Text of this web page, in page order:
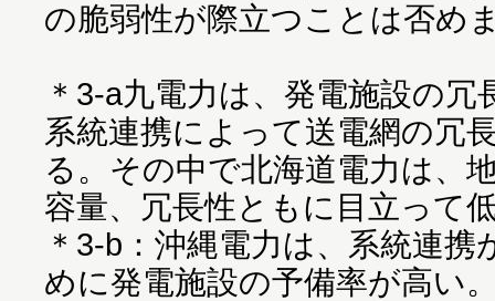
の脆弱性が際立つことは否め
＊3-a九電力は、発電施設の
系統連携によって送電網の冗
る。その中で北海道電力は、
容量、冗長性ともに目立って
＊3-b：沖縄電力は、系統連
めに発電施設の予備率が高い